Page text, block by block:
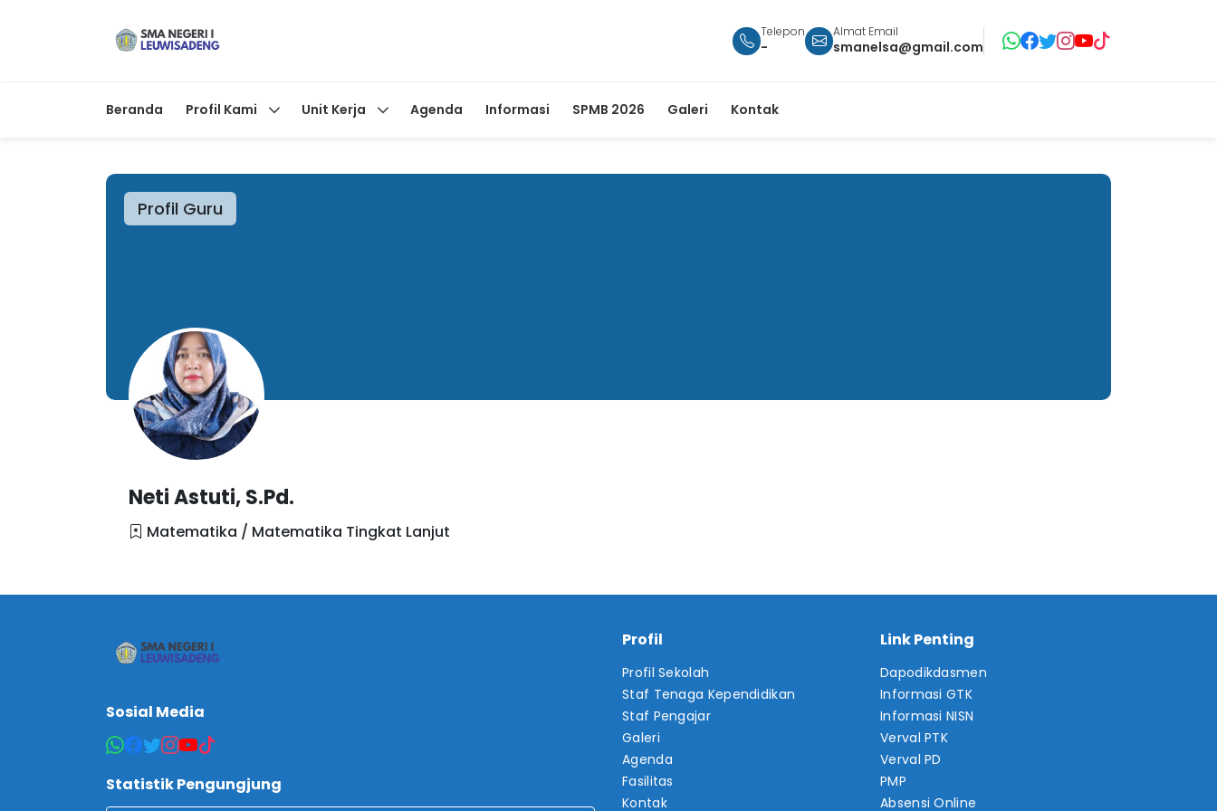
Telepon
-
Almat Email
smanelsa@gmail.com
Beranda Profil Kami Unit Kerja Agenda Informasi SPMB 2026 Galeri Kontak
Profil Guru
Neti Astuti, S.Pd.
Matematika / Matematika Tingkat Lanjut
Sosial Media
Statistik Pengungjung
Profil
Profil Sekolah
Staf Tenaga Kependidikan
Staf Pengajar
Galeri
Agenda
Fasilitas
Kontak
Link Penting
Dapodikdasmen
Informasi GTK
Informasi NISN
Verval PTK
Verval PD
PMP
Absensi Online